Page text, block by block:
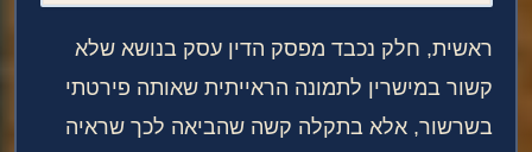
ראשית, חלק נכבד מפסק הדין עסק בנושא שלא
קשור במישרין לתמונה הראייתית שאותה פירטתי
בשרשור, אלא בתקלה קשה שהביאה לכך שראיה